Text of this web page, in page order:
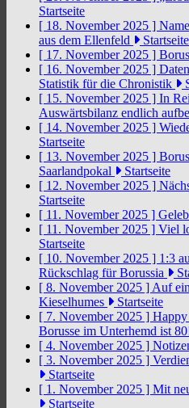
Startseite
[ 18. November 2025 ]
aus dem Ellenfeld
Startseite
[ 17. November 2025 ]
[ 16. November 2025 ]
Statistik für die Chronistik
[ 15. November 2025 ] In
Auswärtsbilanz endlich
[ 14. November 2025 ]
Startseite
[ 13. November 2025 ]
Saarlandpokal
Startseite
[ 12. November 2025 ]
Startseite
[ 11. November 2025 ]
[ 11. November 2025 ] Viel
Startseite
[ 10. November 2025 ] 1:3
Rückschlag für Borussia
[ 8. November 2025 ] Auf
Kieselhumes
Startseite
[ 7. November 2025 ] Happy
Borusse im Unterhemd ist
[ 4. November 2025 ]
[ 3. November 2025 ]
Startseite
[ 1. November 2025 ] Mit
Startseite